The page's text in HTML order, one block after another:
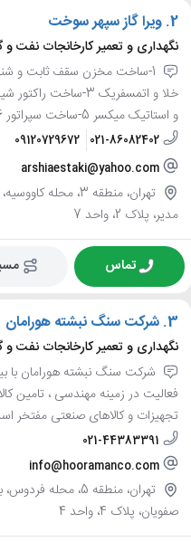
2. ویرا گاز سپهر سوخت
نگهداری و تعمیر کارخانجات نفت و
و استاتیک میکسر 5-ساخت سپراتور 6-ساخت مبدلهای حرارتی ...
021-86082402
09120729672
arshiaestaki@yahoo.com
تهران، منطقه 3،
مدیر، پلاک 2، واحد 7
تماس
3. شرکت سنگ نبشته هورامان
نگهداری و تعمیر کارخانجات نفت و
شرکت سنگ نبشته هورامان با
فعالیت در زمینه مهندسی ، تامین
تجهیزات و کالاهای صنعتی مفتخر
021-44383391
info@hooramanco.com
تهران، منطقه 5،
صفویان، پلاک 4، واحد 4